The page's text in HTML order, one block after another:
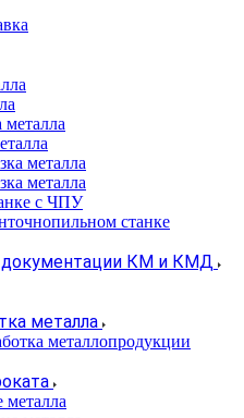
металла
металла
металла
с ЧПУ
станке
документации КМ и КМД
металла
металлопродукции
металла